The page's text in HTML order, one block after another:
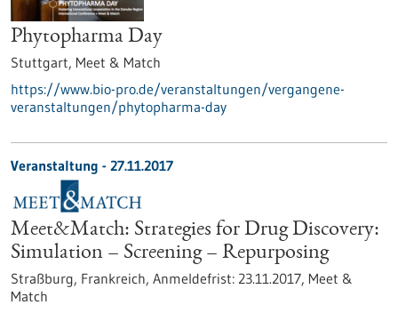
Phytopharma Day
Stuttgart, Meet & Match
https://www.bio-pro.de/veranstaltungen/vergangene-
veranstaltungen/phytopharma-day
Veranstaltung - 27.11.2017
Meet&Match: Strategies for Drug Discovery:
Simulation – Screening – Repurposing
Straßburg, Frankreich, Anmeldefrist: 23.11.2017, Meet &
Match